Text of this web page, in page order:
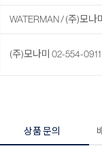
WATERMAN / (주)모나
(주)모나미 02-554-0911
상품 문의